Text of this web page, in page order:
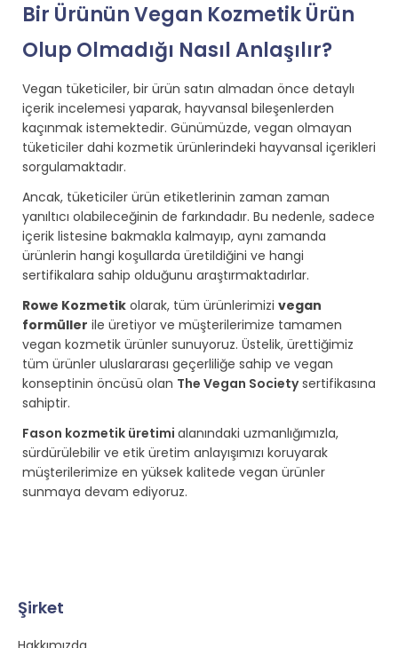
Bir Ürünün Vegan Kozmetik Ürün
Olup Olmadığı Nasıl Anlaşılır?
Vegan tüketiciler, bir ürün satın almadan önce detaylı
içerik incelemesi yaparak, hayvansal bileşenlerden
kaçınmak istemektedir. Günümüzde, vegan olmayan
tüketiciler dahi kozmetik ürünlerindeki hayvansal içerikleri
sorgulamaktadır.
Ancak, tüketiciler ürün etiketlerinin zaman zaman
yanıltıcı olabileceğinin de farkındadır. Bu nedenle, sadece
içerik listesine bakmakla kalmayıp, aynı zamanda
ürünlerin hangi koşullarda üretildiğini ve hangi
sertifikalara sahip olduğunu araştırmaktadırlar.
Rowe Kozmetik olarak, tüm ürünlerimizi vegan
formüller ile üretiyor ve müşterilerimize tamamen
vegan kozmetik ürünler sunuyoruz. Üstelik, ürettiğimiz
tüm ürünler uluslararası geçerliliğe sahip ve vegan
konseptinin öncüsü olan The Vegan Societysertifikasına
sahiptir.
Fason kozmetik üretimi alanındaki uzmanlığımızla,
sürdürülebilir ve etik üretim anlayışımızı koruyarak
müşterilerimize en yüksek kalitede vegan ürünler
sunmaya devam ediyoruz.
Şirket